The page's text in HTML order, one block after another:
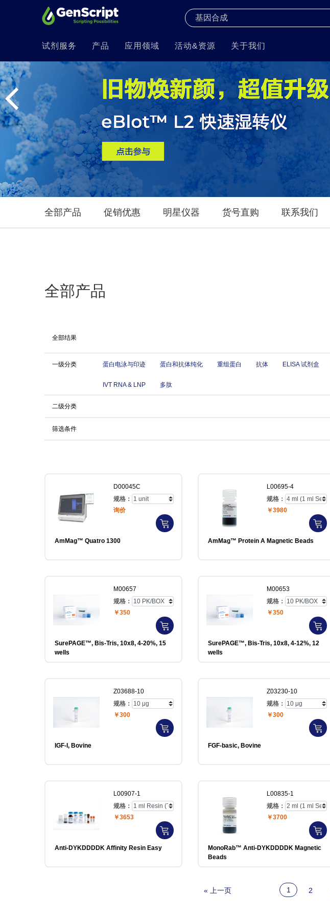
试剂服务 产品 应用领域 活动&资源 关于我们
全部产品 促销优惠 明星仪器 货号直购 联系我们
全部产品
全部结果
一级分类 蛋白电泳与印迹 蛋白和抗体纯化 重组蛋白 抗体 ELISA 试剂盒
IVT RNA & LNP 多肽
二级分类
筛选条件
D00045C
规格：
询价
AmMag™ Quatro 1300
L00695-4
规格：
￥3980
AmMag™ Protein A Magnetic Beads
M00657
规格：
￥350
SurePAGE™, Bis-Tris, 10x8, 4-20%, 15
wells
M00653
规格：
￥350
SurePAGE™, Bis-Tris, 10x8, 4-12%, 12
wells
Z03688-10
规格：
￥300
IGF-I, Bovine
Z03230-10
规格：
￥300
FGF-basic, Bovine
L00907-1
规格：
￥3653
Anti-DYKDDDDK Affinity Resin Easy
L00835-1
规格：
￥3700
MonoRab™ Anti-DYKDDDDK Magnetic
Beads
« 上一页 1 2